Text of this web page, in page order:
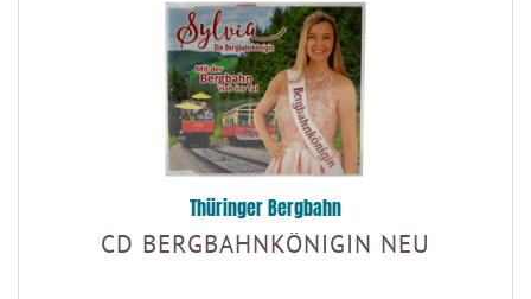
Thüringer Bergbahn
CD BERGBAHNKÖNIGIN NEU